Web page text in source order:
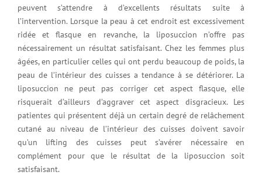
peuvent s’attendre à d’excellents résultats suite à
l’intervention. Lorsque la peau à cet endroit est excessivement
ridée et flasque en revanche, la liposuccion n’offre pas
nécessairement un résultat satisfaisant. Chez les femmes plus
âgées, en particulier celles qui ont perdu beaucoup de poids, la
peau de l’intérieur des cuisses a tendance à se détériorer. La
liposuccion ne peut pas corriger cet aspect flasque, elle
risquerait d’ailleurs d’aggraver cet aspect disgracieux. Les
patientes qui présentent déjà un certain degré de relâchement
cutané au niveau de l’intérieur des cuisses doivent savoir
qu’un lifting des cuisses peut s’avérer nécessaire en
complément pour que le résultat de la liposuccion soit
satisfaisant.